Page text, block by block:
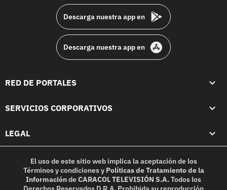
Descarga nuestra app en
Descarga nuestra app en
RED DE PORTALES
SERVICIOS CORPORATIVOS
LEGAL
El uso de este sitio web implica la aceptación de los
Términos y condicionesy Políticas de Tratamiento de la
InformacióndeCARACOL TELEVISIÓN S.A.Todos los